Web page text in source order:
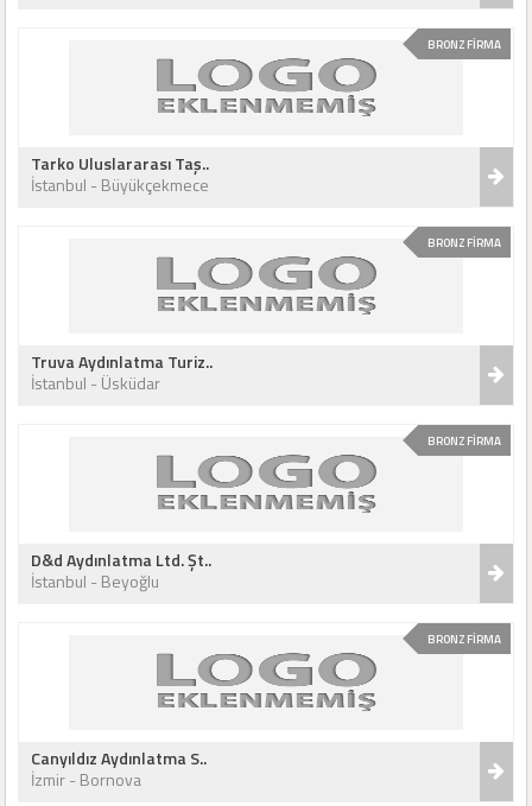
BRONZ FİRMA
Tarko Uluslararası Taş..
İstanbul - Büyükçekmece
BRONZ FİRMA
Truva Aydınlatma Turiz..
İstanbul - Üsküdar
BRONZ FİRMA
D&d Aydınlatma Ltd. Şt..
İstanbul - Beyoğlu
BRONZ FİRMA
Canyıldız Aydınlatma S..
İzmir - Bornova